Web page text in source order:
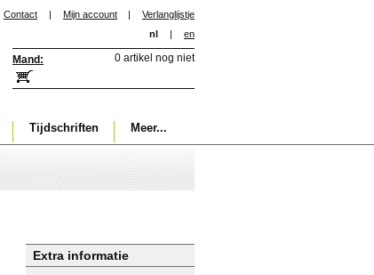
Contact | Mijn account |
Verlanglijstje
nl
| en
Mand: 0 artikel nog niet
Tijdschriften Meer...
Extra informatie